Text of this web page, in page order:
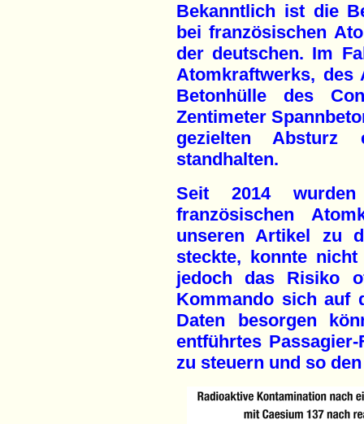
Bekanntlich ist die
bei französischen
der deutschen. Im
Atomkraftwerks, des
Betonhülle des
Zentimeter
gezielten Absturz
standhalten.
Seit 2014
französischen
unseren Artikel zu
steckte, konnte
jedoch das Risiko
Kommando sich auf
Daten besorgen
entführtes
zu steuern und so